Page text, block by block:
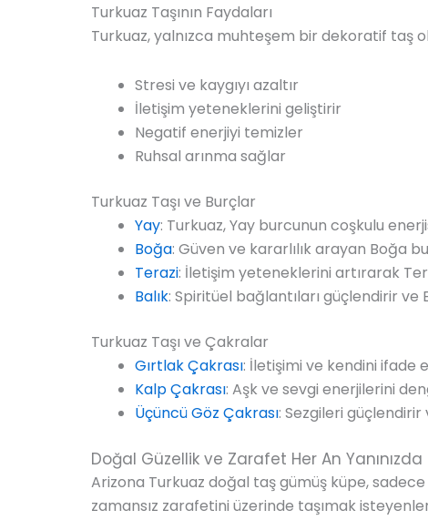
Turkuaz Taşının Faydaları
Turkuaz, yalnızca muhteşem bir dekoratif taş
Stresi ve kaygıyı azaltır
İletişim yeteneklerini geliştirir
Negatif enerjiyi temizler
Ruhsal arınma sağlar
Turkuaz Taşı ve Burçlar
Yay: Turkuaz, Yay burcunun coşkulu
Boğa: Güven ve kararlılık arayan Boğa
Terazi: İletişim yeteneklerini artırarak
Balık: Spiritüel bağlantıları güçlendirir
Turkuaz Taşı ve Çakralar
Gırtlak Çakrası: İletişimi ve kendini ifade
Kalp Çakrası: Aşk ve sevgi enerjilerini
Üçüncü Göz Çakrası: Sezgileri güçlendirir
Doğal Güzellik ve Zarafet Her An Yanınızda
Arizona Turkuaz doğal taş gümüş küpe,
zamansız zarafetini üzerinde taşımak